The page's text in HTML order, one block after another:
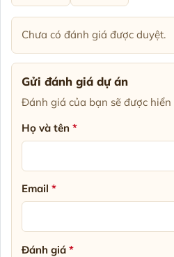
Chưa có đánh giá được duyệt.
Gửi đánh giá dự án
Đánh giá của bạn sẽ được
Họ và tên*
Email*
Đánh giá*